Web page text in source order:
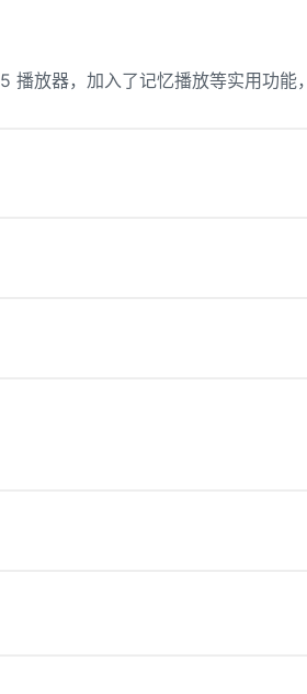
live/cctv13_2/index.m3u8' -f
者直接关掉终端（命令行窗口）。
的发送/接收速度不稳定。对于直播
放器，加入了记忆播放等实用功